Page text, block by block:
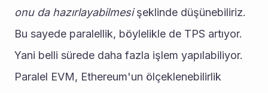
onu da hazırlayabilmesi şeklinde düşünebiliriz.
Bu sayede paralellik, böylelikle de TPS artıyor.
Yani belli sürede daha fazla işlem yapılabiliyor.
Paralel EVM, Ethereum'un ölçeklenebilirlik